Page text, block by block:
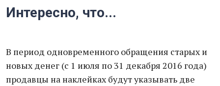
Интересно, что...
В период одновременного обращения старых и
новых денег (с 1 июля по 31 декабря 2016 года)
продавцы на наклейках будут указывать две